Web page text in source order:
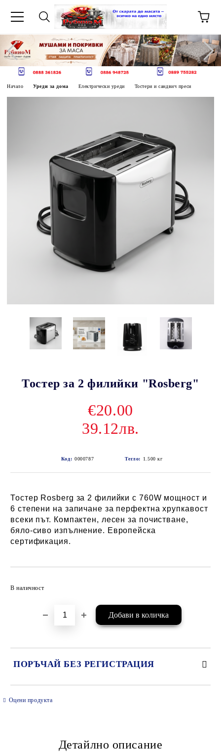
Начало Уреди за дома Електрически уреди Тостери и сандвич преси
Тостер за 2 филийки "Rosberg"
€20.00
39.12лв.
Код: 0000787 Тегло: 1.500 кг
Тостер Rosberg за 2 филийки с 760W мощност и
6 степени на запичане за перфектна хрупкавост
всеки път. Компактен, лесен за почистване,
бяло-сиво изпълнение. Европейска
сертификация.
В наличност
ПОРЪЧАЙ БЕЗ РЕГИСТРАЦИЯ
Ние ще се свържем с вас в рамките на работния ден.
Оцени продукта
Детайлно описание